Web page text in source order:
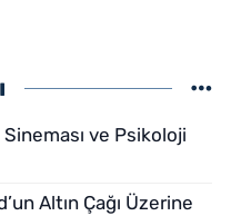
ve Psikoloji
Altın Çağı Üzerine